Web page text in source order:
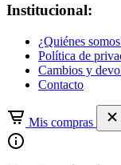
Institucional:
¿Quiénes
Política de
Cambios y
Contacto
Mis compras